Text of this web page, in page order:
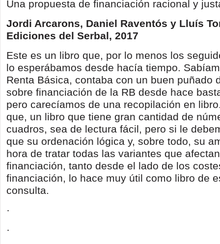
Una propuesta de financiación racional y
Jordi Arcarons, Daniel Raventós y Lluís
Ediciones del Serbal, 2017
Este es un libro que, por lo menos los
lo esperábamos desde hacía tiempo.
Renta Básica, contaba con un buen puñado
sobre financiación de la RB desde hace
pero carecíamos de una recopilación en
que, un libro que tiene gran cantidad de
cuadros, sea de lectura fácil, pero si le
que su ordenación lógica y, sobre todo, su
hora de tratar todas las variantes que
financiación, tanto desde el lado de los
financiación, lo hace muy útil como libro de
consulta.
·
·